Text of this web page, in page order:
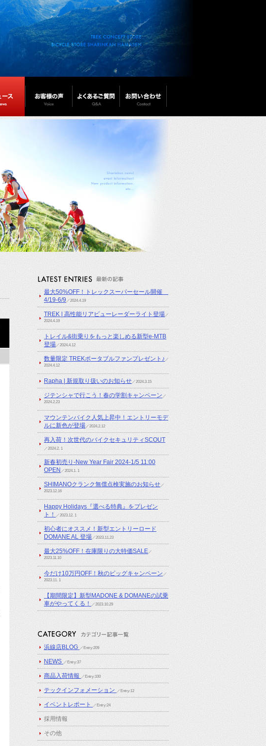
最大50%OFF！トレックスーパーセール開催
4/19-6/9 ／2024.4.19
TREK | 高性能リアビューレーダーライト登場／
2024.4.19
トレイル&街乗りをもっと楽しめる新型e-MTB
登場／2024.4.12
数量限定 TREKポータブルファンプレゼント♪ ／
2024.4.12
Rapha | 新規取り扱いのお知らせ／2024.3.15
ジテンシャで行こう！春の学割キャンペーン ／
2024.2.23
マウンテンバイク人気上昇中！エントリーモデ
ルに新色が登場／2024.2.12
再入荷！次世代のバイクセキュリティSCOUT
／2024.2. 1
新春初売り-New Year Fair 2024-1/5 11:00
OPEN ／2024.1. 1
SHIMANOクランク無償点検実施のお知らせ／
2023.12.16
Happy Holidays『選べる特典』をプレゼン
ト！
／2023.12. 1
初心者にオススメ！新型エントリーロード
DOMANE AL 登場／2023.11.23
最大25%OFF！在庫限りの大特価SALE／
2023.11.10
今だけ10万円OFF！秋のビッグキャンペーン ／
2023.11. 1
【期間限定】新型MADONE & DOMANEの試乗
車がやってくる！
／2023.10.29
浜線店BLOG ／Entry:209
NEWS ／Entry:37
商品入荷情報 ／Entry:100
テックインフォメーション ／Entry:12
イベントレポート ／Entry:24
採用情報
その他